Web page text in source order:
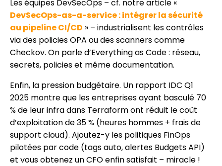
Les équipes DevSecOps – cf. notre article «
DevSecOps-as-a-service : intégrer la sécurité
au pipeline CI/CD » – industrialisent les contrôles
via des policies OPA ou des scanners comme
Checkov. On parle d’Everything as Code : réseau,
secrets, policies et même documentation.
Enfin, la pression budgétaire. Un rapport IDC Q1
2025 montre que les entreprises ayant basculé 70
% de leur infra dans Terraform ont réduit le coût
d’exploitation de 35 % (heures hommes + frais de
support cloud). Ajoutez-y les politiques FinOps
pilotées par code (tags auto, alertes Budgets API)
et vous obtenez un CFO enfin satisfait – miracle !